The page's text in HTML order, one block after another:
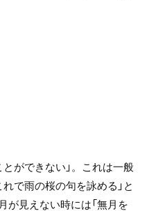
ができない」。これは一般
で雨の桜の句を詠める」と
見えない時には「無月を